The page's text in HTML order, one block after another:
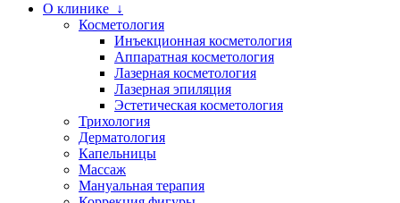
О клинике ↓
Косметология
Инъекционная косметология
Аппаратная косметология
Лазерная косметология
Лазерная эпиляция
Эстетическая косметология
Трихология
Дерматология
Капельницы
Массаж
Мануальная терапия